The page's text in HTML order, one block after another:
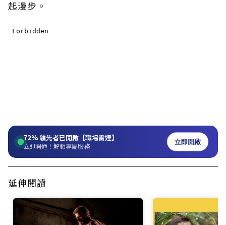
起漫步。
72%領先者已開啟【職場雷達】
立即開通！解鎖專屬服務 立即開啟
延伸閱讀